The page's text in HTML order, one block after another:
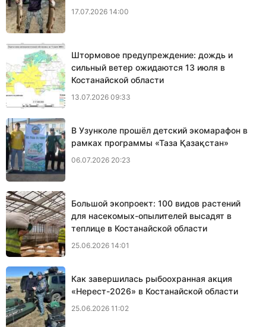
17.07.2026 14:00
Штормовое предупреждение: дождь и
сильный ветер ожидаются 13 июля в
Костанайской области
13.07.2026 09:33
В Узунколе прошёл детский экомарафон в
рамках программы «Таза Қазақстан»
06.07.2026 20:23
Большой экопроект: 100 видов растений
для насекомых-опылителей высадят в
теплице в Костанайской области
25.06.2026 14:01
Как завершилась рыбоохранная акция
«Нерест-2026» в Костанайской области
25.06.2026 11:02